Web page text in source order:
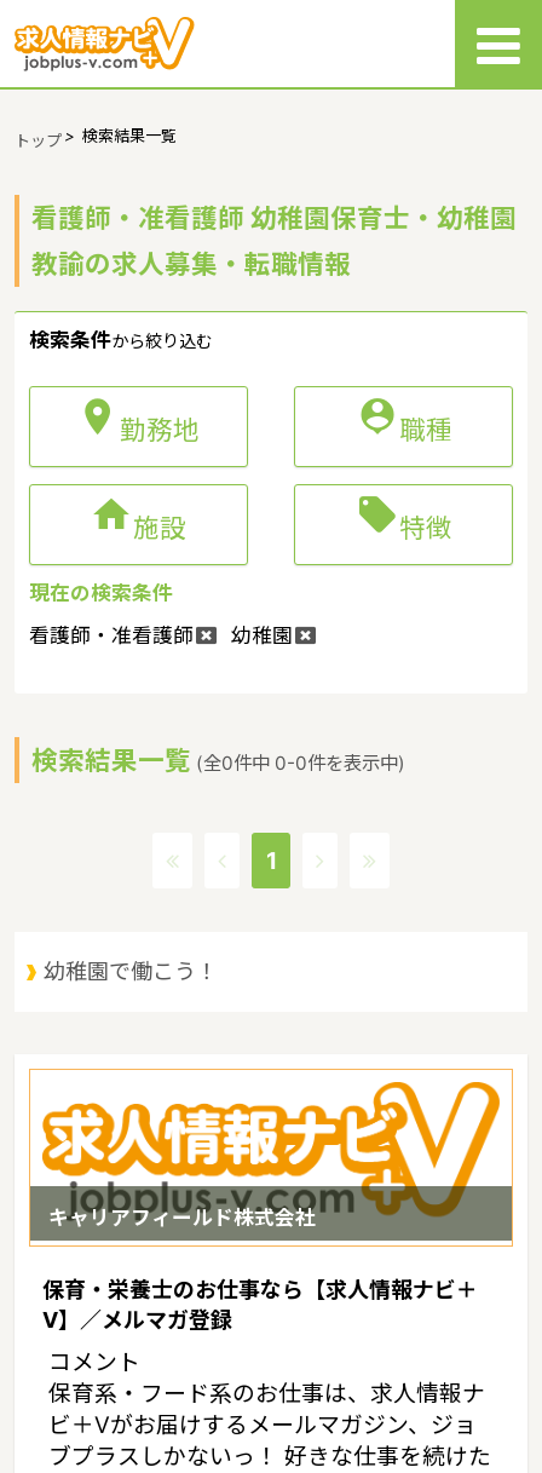
トップ> 検索結果一覧
看護師・准看護師 幼稚園保育士・幼稚園
教諭の求人募集・転職情報
検索条件から絞り込む
 勤務地 職種
施設 特徴
現在の検索条件
看護師・准看護師
幼稚園
検索結果一覧 (全0件中 0-0件を表示中)
1
幼稚園で働こう！
キャリアフィールド株式会社
保育・栄養士のお仕事なら【求人情報ナビ＋
V】／メルマガ登録
コメント
保育系・フード系のお仕事は、求人情報ナ
ビ＋Vがお届けするメールマガジン、ジョ
ブプラスしかないっ！ 好きな仕事を続けた